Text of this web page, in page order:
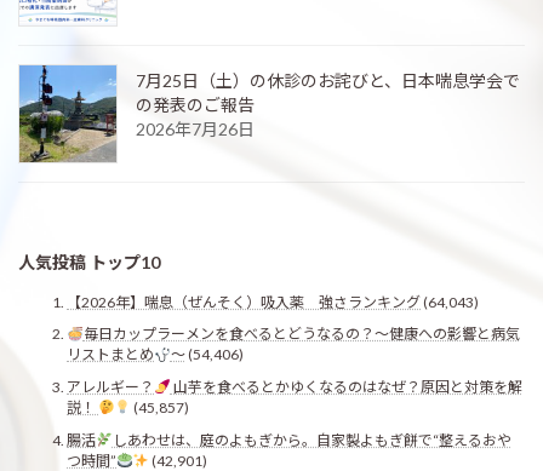
7月25日（土）の休診のお詫びと、日本喘息学会で
の発表のご報告
2026年7月26日
人気投稿 トップ10
【2026年】喘息（ぜんそく）吸入薬 強さランキング(64,043)
毎日カップラーメンを食べるとどうなるの？〜健康への影響と病気
リストまとめ
〜(54,406)
アレルギー？
山芋を食べるとかゆくなるのはなぜ？原因と対策を解
説！
(45,857)
腸活
しあわせは、庭のよもぎから。自家製よもぎ餅で“整えるおや
つ時間”
(42,901)